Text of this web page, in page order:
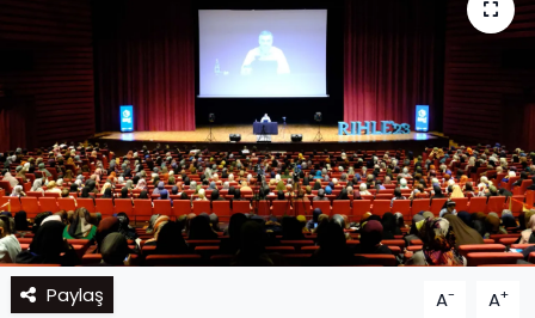
Paylaş A- A+
Son Dakika Haberleri
Haber Arşivi